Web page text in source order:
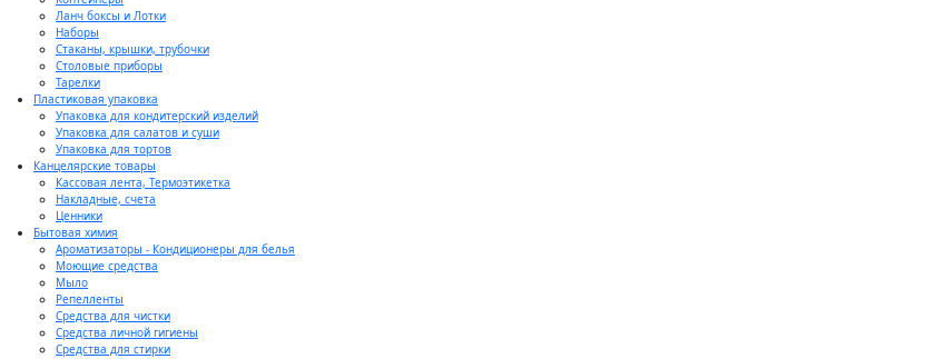
Ланч боксы и Лотки
Наборы
Стаканы, крышки, трубочки
Столовые приборы
Тарелки
Пластиковая упаковка
Упаковка для кондитерский изделий
Упаковка для салатов и суши
Упаковка для тортов
Канцелярские товары
Кассовая лента, Термоэтикетка
Накладные, счета
Ценники
Бытовая химия
Ароматизаторы - Кондиционеры для белья
Моющие средства
Мыло
Репелленты
Средства для чистки
Средства личной гигиены
Средства для стирки